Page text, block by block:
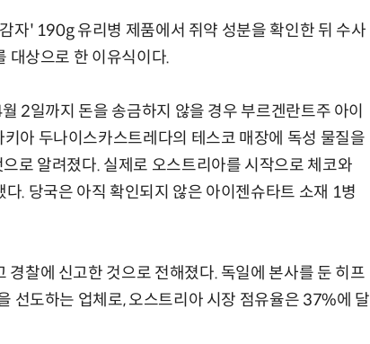
자' 190g 유리병 제품에서 쥐약 성분을 확인한 뒤 수사
대상으로 한 이유식이다.
2일까지 돈을 송금하지 않을 경우 부르겐란트주 아이
아 두나이스카스트레다의 테스코 매장에 독성 물질을
로 알려졌다. 실제로 오스트리아를 시작으로 체코와
. 당국은 아직 확인되지 않은 아이젠슈타트 소재 1병
찰에 신고한 것으로 전해졌다. 독일에 본사를 둔 히프
선도하는 업체로, 오스트리아 시장 점유율은 37%에 달